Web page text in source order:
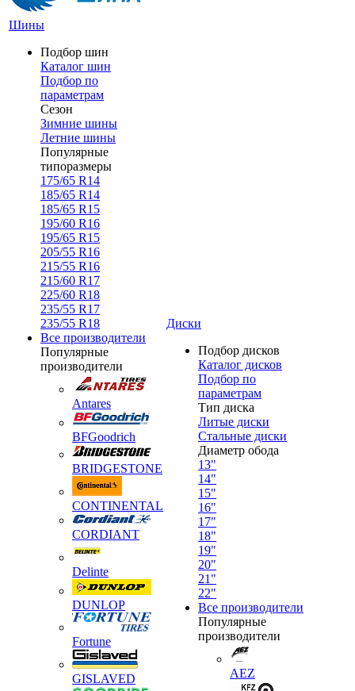
Шины
Подбор шин
Каталог шин
Подбор по
параметрам
Сезон
Зимние шины
Летние шины
Популярные
типоразмеры
175/65 R14
185/65 R14
185/65 R15
195/60 R16
195/65 R15
205/55 R16
215/55 R16
215/60 R17
225/60 R18
235/55 R17
235/55 R18
Все производители
Популярные
производители
Antares
BFGoodrich
BRIDGESTONE
CONTINENTAL
CORDIANT
Delinte
DUNLOP
Fortune
GISLAVED
Диски
Подбор дисков
Каталог дисков
Подбор по
параметрам
Тип диска
Литые диски
Стальные диски
Диаметр обода
13"
14"
15"
16"
17"
18"
19"
20"
21"
22"
Все производители
Популярные
производители
AEZ